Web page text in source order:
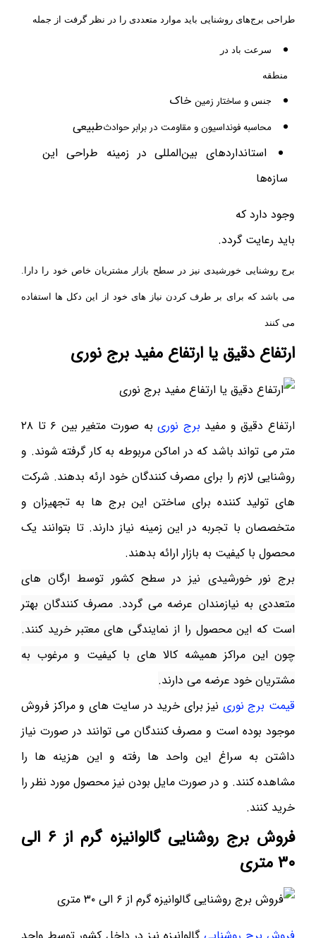
طراحی برج‌های روشنایی باید موارد متعددی را در نظر گرفت از جمله
سرعت باد در
منطقه
جنس خاک و ساختار زمین
محاسبه فونداسیون و مقاومت در برابر حوادثطبیعی
استانداردهای بین‌المللی در زمینه طراحی این
سازه‌ها
وجود دارد که
باید رعایت گردد.
می باشد که برای بر طرف کردن نیاز های خود از این دکل ها استفاده
می کنند
ارتفاع دقیق یا ارتفاع مفید برج نوری
ارتفاع دقیق و مفید برج نوری
به صورت متغیر بین ۶ تا ۲۸
متر می تواند باشد که در اماکن مربوطه به کار گرفته شوند. و
روشنایی لازم را برای مصرف کنندگان خود ارئه بدهند. شرکت
های تولید کننده برای ساختن این برج ها به تجهیزان و
متخصصان با تجربه در این زمینه نیاز دارند. تا بتوانند یک
محصول با کیفیت به بازار ارائه بدهند.
برج نور خورشیدی نیز در سطح کشور توسط ارگان های
متعددی به نیازمندان عرضه می گردد. مصرف کنندگان بهتر
است که این محصول را از نمایندگی های معتبر خرید کنند.
چون این مراکز همیشه کالا های با کیفیت و مرغوب به
مشتریان خود عرضه می دارند.
قیمت برج نوری نیز برای خرید در سایت های و مراکز فروش
موجود بوده است و مصرف کنندگان می توانند در صورت نیاز
داشتن به سراغ این واحد ها رفته و این هزینه ها را
مشاهده کنند. و در صورت مایل بودن نیز محصول مورد نظر را
خرید کنند.
فروش برج روشنایی گالوانیزه گرم از ۶ الی
۳۰ متری